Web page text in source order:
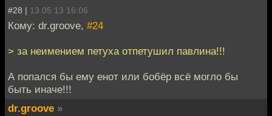
#28 | 13.05.13 16:06
Кому: dr.groove, #24
> за неимением петуха отпетушил павлина!!!
А попался бы ему енот или бобёр всё могло бы
быть иначе!!!
dr.groove »